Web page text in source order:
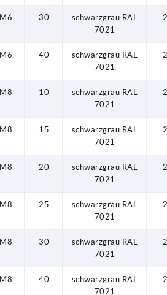
M6 30
schwarzgrau RAL
7021
2
M6 40
schwarzgrau RAL
7021
2
M8 10
schwarzgrau RAL
7021
2
M8 15
schwarzgrau RAL
7021
2
M8 20
schwarzgrau RAL
7021
2
M8 25
schwarzgrau RAL
7021
2
M8 30
schwarzgrau RAL
7021
2
M8 40
schwarzgrau RAL
7021
2